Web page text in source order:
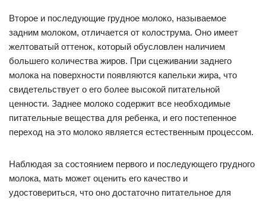
Второе и последующие грудное молоко, называемое
задним молоком, отличается от колострума. Оно имеет
желтоватый оттенок, который обусловлен наличием
большего количества жиров. При сцеживании заднего
молока на поверхности появляются капельки жира, что
свидетельствует о его более высокой питательной
ценности. Заднее молоко содержит все необходимые
питательные вещества для ребенка, и его постепенное
переход на это молоко является естественным процессом.
Наблюдая за состоянием первого и последующего грудного
молока, мать может оценить его качество и
удостовериться, что оно достаточно питательное для